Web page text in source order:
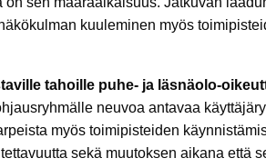
kuuleminen myös
tahoille puhe- ja läsnäolo-
neuvoa antavaa
myös toimipisteiden
sekä muutoksen aikana että